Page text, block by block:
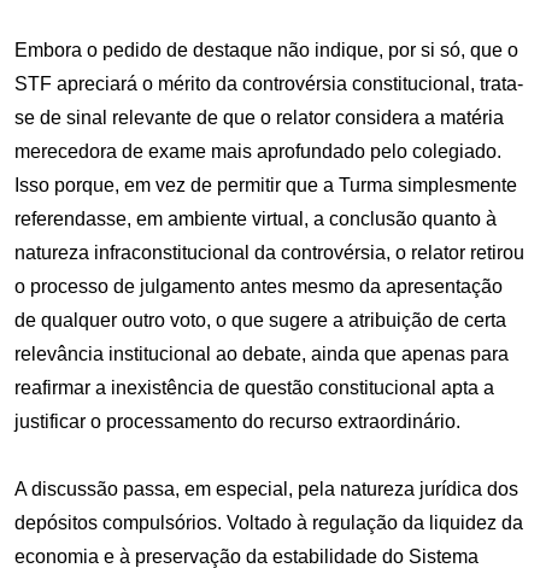
Embora o pedido de destaque não indique, por si só, que o
STF apreciará o mérito da controvérsia constitucional, trata-
se de sinal relevante de que o relator considera a matéria
merecedora de exame mais aprofundado pelo colegiado.
Isso porque, em vez de permitir que a Turma simplesmente
referendasse, em ambiente virtual, a conclusão quanto à
natureza infraconstitucional da controvérsia, o relator retirou
o processo de julgamento antes mesmo da apresentação
de qualquer outro voto, o que sugere a atribuição de certa
relevância institucional ao debate, ainda que apenas para
reafirmar a inexistência de questão constitucional apta a
justificar o processamento do recurso extraordinário.
A discussão passa, em especial, pela natureza jurídica dos
depósitos compulsórios. Voltado à regulação da liquidez da
economia e à preservação da estabilidade do Sistema